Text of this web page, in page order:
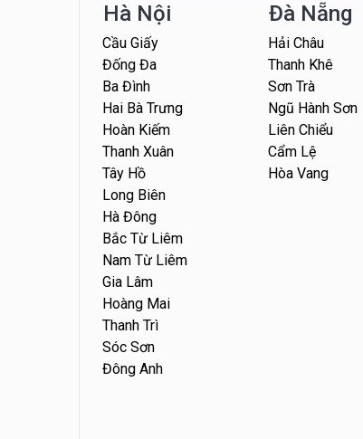
Hà Nội
Cầu Giấy
Đống Đa
Ba Đình
Hai Bà Trưng
Hoàn Kiếm
Thanh Xuân
Tây Hồ
Long Biên
Hà Đông
Bắc Từ Liêm
Nam Từ Liêm
Gia Lâm
Hoàng Mai
Thanh Trì
Sóc Sơn
Đông Anh
Đà Nẵng
Hải Châu
Thanh Khê
Sơn Trà
Ngũ Hành Sơn
Liên Chiểu
Cẩm Lệ
Hòa Vang